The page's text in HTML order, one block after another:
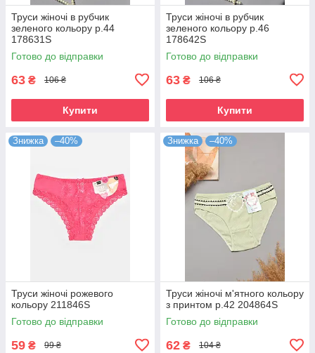
Труси жіночі в рубчик
зеленого кольору р.44
178631S
Готово до відправки
63 ₴ 106 ₴
Купити
Труси жіночі в рубчик
зеленого кольору р.46
178642S
Готово до відправки
63 ₴ 106 ₴
Купити
Знижка –40%
Труси жіночі рожевого
кольору 211846S
Готово до відправки
59 ₴ 99 ₴
Знижка –40%
Труси жіночі м'ятного кольору
з принтом р.42 204864S
Готово до відправки
62 ₴ 104 ₴